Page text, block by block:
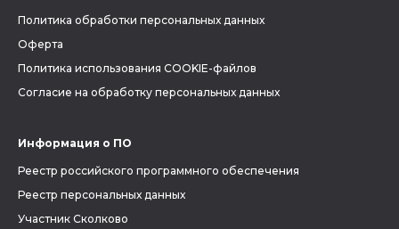
Политика обработки персональных данных
Оферта
Политика использования COOKIE-файлов
Согласие на обработку персональных данных
Информация о ПО
Реестр российского программного обеспечения
Реестр персональных данных
Участник Сколково